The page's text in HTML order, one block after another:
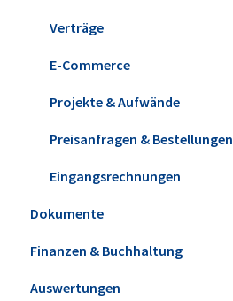
Verträge
E-Commerce
Projekte & Aufwände
Preisanfragen & Bestellungen
Eingangsrechnungen
Dokumente
Finanzen & Buchhaltung
Banking & Kasse
Auswertungen